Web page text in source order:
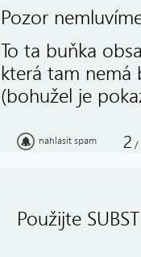
Pozor
To ta buňka
která tam nemá
(bohužel je
nahlásit spam 2 /
Použijte